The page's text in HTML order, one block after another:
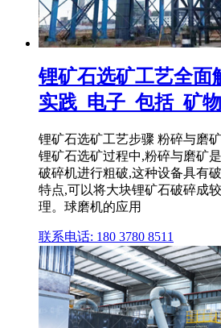
锂矿石选矿工艺全面
实践_电子_包括_矿物
锂矿石选矿工艺步骤 粉碎与磨
锂矿石选矿过程中,粉碎与磨矿
破碎机进行粗破,这种设备具有
特点,可以将大块锂矿石破碎成
理。球磨机的应用
联系电话: 180 3780 8511